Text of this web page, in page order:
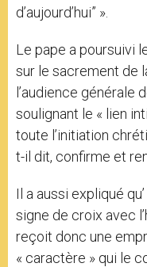
d’aujourd’hui” ».
Le pape a poursuivi
sur le sacrement de
l’audience générale
soulignant le « lien
toute l’initiation
t-il dit, confirme et
Il a aussi expliqué
signe de croix avec
reçoit donc une
« caractère » qui le